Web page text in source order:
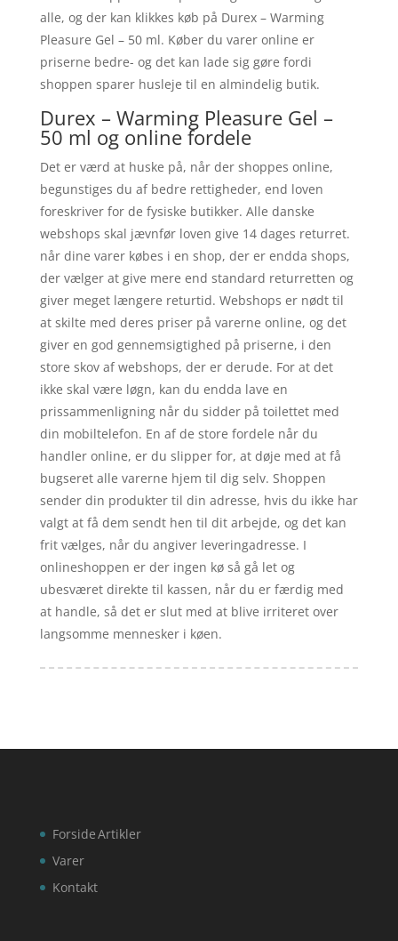
alle, og der kan klikkes køb på Durex – Warming
Pleasure Gel – 50 ml. Køber du varer online er
priserne bedre- og det kan lade sig gøre fordi
shoppen sparer husleje til en almindelig butik.
Durex – Warming Pleasure Gel –
50 ml og online fordele
Det er værd at huske på, når der shoppes online,
begunstiges du af bedre rettigheder, end loven
foreskriver for de fysiske butikker. Alle danske
webshops skal jævnfør loven give 14 dages returret.
når dine varer købes i en shop, der er endda shops,
der vælger at give mere end standard returretten og
giver meget længere returtid. Webshops er nødt til
at skilte med deres priser på varerne online, og det
giver en god gennemsigtighed på priserne, i den
store skov af webshops, der er derude. For at det
ikke skal være løgn, kan du endda lave en
prissammenligning når du sidder på toilettet med
din mobiltelefon. En af de store fordele når du
handler online, er du slipper for, at døje med at få
bugseret alle varerne hjem til dig selv. Shoppen
sender din produkter til din adresse, hvis du ikke har
valgt at få dem sendt hen til dit arbejde, og det kan
frit vælges, når du angiver leveringadresse. I
onlineshoppen er der ingen kø så gå let og
ubesværet direkte til kassen, når du er færdig med
at handle, så det er slut med at blive irriteret over
langsomme mennesker i køen.
Forside
Varer
Kontakt
Artikler